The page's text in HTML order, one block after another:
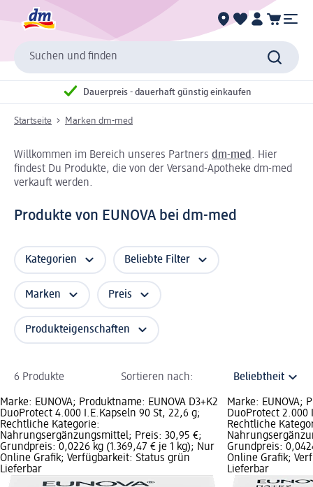
Suchen und finden
Dauerpreis - dauerhaft günstig einkaufen
Startseite Marken dm-med
Willkommen im Bereich unseres Partners dm-med . Hier
findest Du Produkte, die von der Versand-Apotheke dm-med
verkauft werden.
Produkte von EUNOVA bei dm-med
Kategorien Beliebte Filter
Marken Preis
Produkteigenschaften
6 Produkte Sortieren nach:
Marke: EUNOVA; Produktname: EUNOVA D3+K2
DuoProtect 4.000 I.E.Kapseln 90 St, 22,6 g;
Rechtliche Kategorie:
Nahrungsergänzungsmittel; Preis: 30,95 €;
Grundpreis: 0,0226 kg (1.369,47 € je 1 kg); Nur
Online Grafik; Verfügbarkeit: Status grün
Lieferbar
Marke: EUNOVA;
DuoProtect 2.000
Rechtliche
Grundpreis:
Online Grafik;
Lieferbar